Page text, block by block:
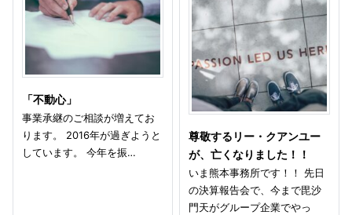
「不動心」
事業承継のご相談が増えてお
ります。 2016年が過ぎようと
しています。 今年を振…
尊敬するリー・クアンユー
が、亡くなりました！！
いま熊本事務所です！！ 先日
の決算報告会で、今まで毘沙
門天がグループ企業でやっ